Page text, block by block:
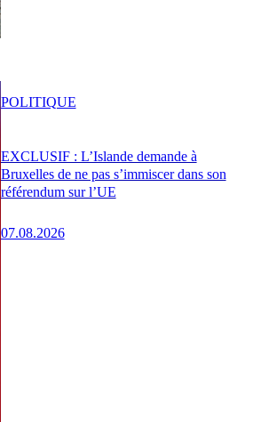
EXCLUSIF : L’Islande demande à
Bruxelles de ne pas s’immiscer dans son
référendum sur l’UE
07.08.2026
POLITIQUE